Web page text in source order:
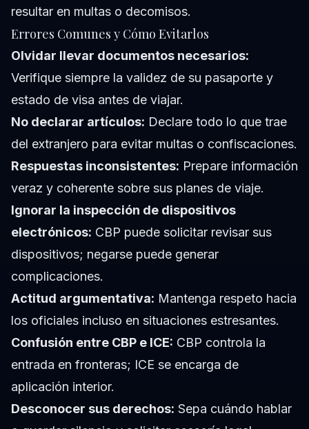
resultar en multas o decomisos.
Errores Comunes y Cómo Evitarlos
Olvidar llevar documentos necesarios:
Verifique siempre la validez de su pasaporte y
estado de visa antes de viajar.
No declarar artículos: Declare todo lo que trae
del extranjero para evitar multas o confiscaciones.
Respuestas inconsistentes: Prepare información
veraz y coherente sobre sus planes de viaje.
Ignorar la inspección de dispositivos
electrónicos: CBP puede solicitar revisar sus
dispositivos; negarse puede generar
complicaciones.
Actitud argumentativa: Mantenga respeto hacia
los oficiales incluso en situaciones estresantes.
Confusión entre CBP e ICE: CBP controla la
entrada en fronteras; ICE se encarga de
aplicación interior.
Desconocer sus derechos: Sepa cuándo hablar